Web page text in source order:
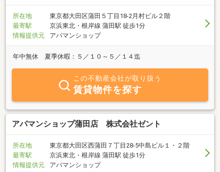
所在地
東京都大田区蒲田５丁目18-2月村ビル２階
最寄駅
京浜東北・根岸線 蒲田駅 徒歩1分
情報提供元
アパマンショップ
年中無休 夏季休暇：５／１０～５／１４迄
この不動産会社が取り扱う
賃貸物件を探す
アパマンショップ蒲田店 株式会社ゼント
所在地
東京都大田区西蒲田７丁目28-5中島ビル１・２階
最寄駅
京浜東北・根岸線 蒲田駅 徒歩1分
情報提供元
アパマンショップ